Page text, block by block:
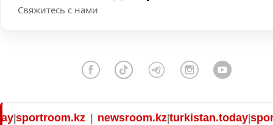
Свяжитесь с нами
|newsroom.kz|turkistan.today|